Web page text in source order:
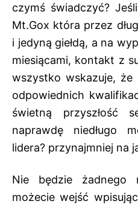
czymś świadczyć?
Mt.Gox która przez
i jedyną giełdą, a na
miesiącami, kontakt z
wszystko wskazuje,
odpowiednich
świetną przyszłość
naprawdę niedługo
lidera? przynajmniej na
Nie będzie
możecie wejść